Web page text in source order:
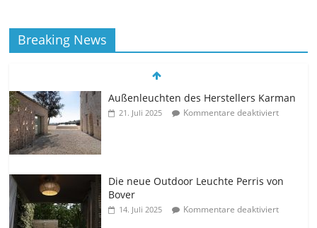
Breaking News
Außenleuchten des Herstellers Karman
21. Juli 2025 Kommentare deaktiviert
Die neue Outdoor Leuchte Perris von
Bover
14. Juli 2025 Kommentare deaktiviert